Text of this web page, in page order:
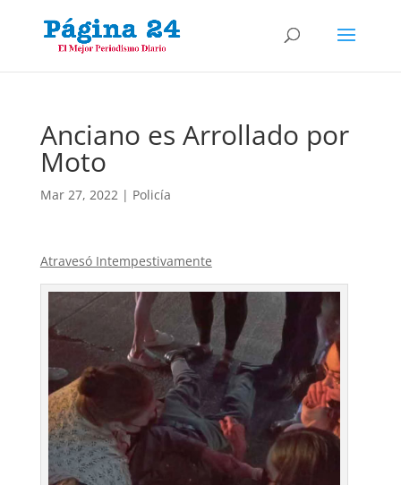
Anciano es Arrollado por
Moto
Mar 27, 2022| Policía
Atravesó Intempestivamente